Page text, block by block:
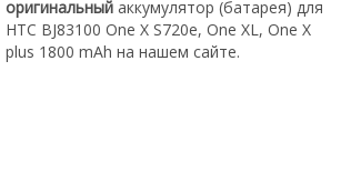
оригинальный аккумулятор (батарея) для
HTC BJ83100 One X S720e, One XL, One X
plus 1800 mAh на нашем сайте.